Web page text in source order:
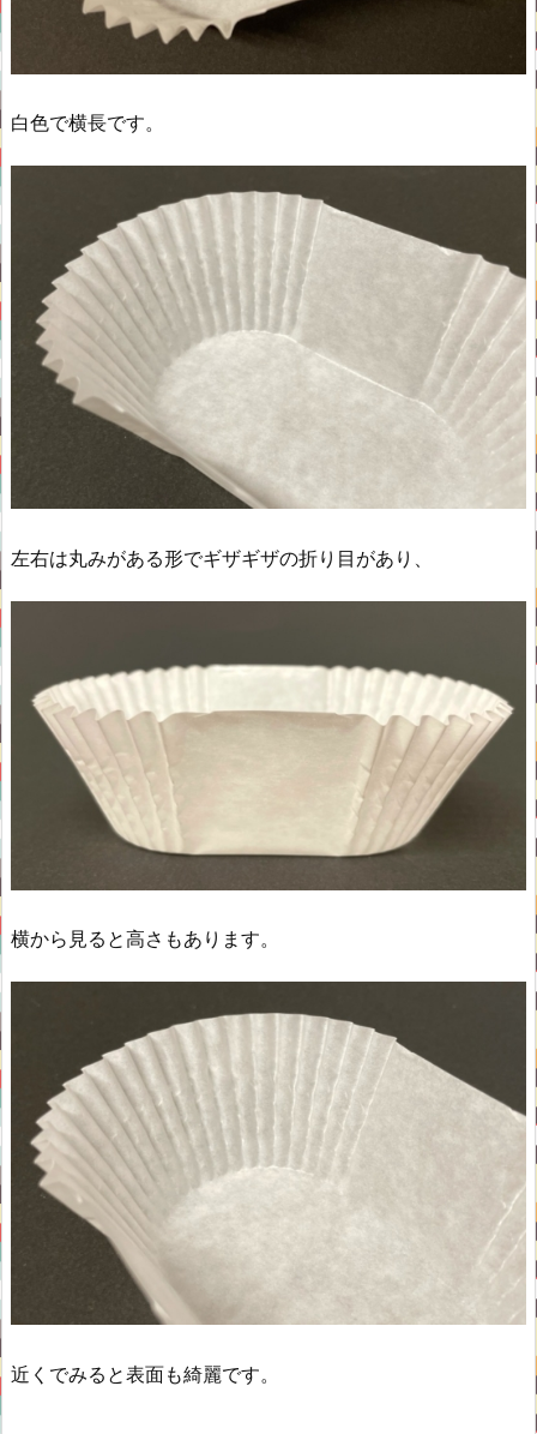
白色で横長です。
左右は丸みがある形でギザギザの折り目があり、
横から見ると高さもあります。
近くでみると表面も綺麗です。